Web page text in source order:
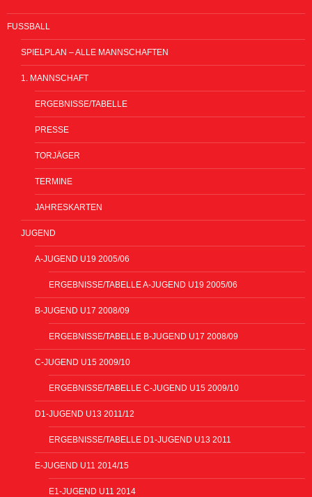
FUSSBALL
SPIELPLAN – ALLE MANNSCHAFTEN
1. MANNSCHAFT
ERGEBNISSE/TABELLE
PRESSE
TORJÄGER
TERMINE
JAHRESKARTEN
JUGEND
A-JUGEND U19 2005/06
ERGEBNISSE/TABELLE A-JUGEND U19 2005/06
B-JUGEND U17 2008/09
ERGEBNISSE/TABELLE B-JUGEND U17 2008/09
C-JUGEND U15 2009/10
ERGEBNISSE/TABELLE C-JUGEND U15 2009/10
D1-JUGEND U13 2011/12
ERGEBNISSE/TABELLE D1-JUGEND U13 2011
E-JUGEND U11 2014/15
E1-JUGEND U11 2014